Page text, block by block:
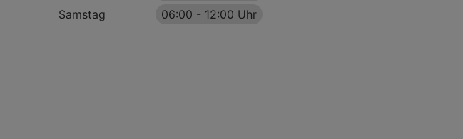
Samstag
06:00 - 12:00 Uhr